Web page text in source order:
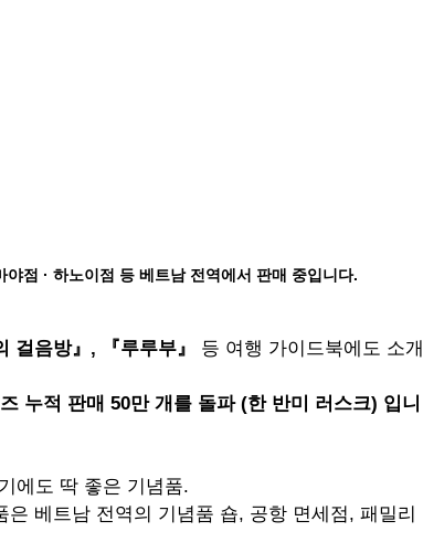
야점 · 하노이점 등 베트남 전역에서 판매 중입니다.
걸음방』, 『루루부』
등 여행 가이드북에도 소개
누적 판매 50만 개를 돌파 (한 반미 러스크) 입니
에도 딱 좋은 기념품.
베트남 전역의 기념품 숍, 공항 면세점, 패밀리